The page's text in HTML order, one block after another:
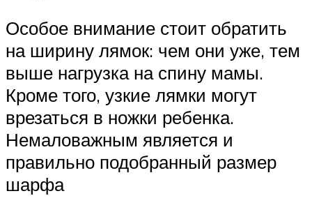
Особое внимание стоит обратить
на ширину лямок: чем они уже, тем
выше нагрузка на спину мамы.
Кроме того, узкие лямки могут
врезаться в ножки ребенка.
Немаловажным является и
правильно подобранный размер
шарфа